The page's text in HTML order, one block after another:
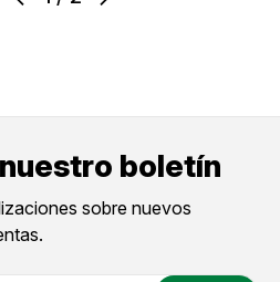
boletín
sobre nuevos